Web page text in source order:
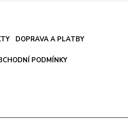
DOPRAVA A PLATBY
PODMÍNKY